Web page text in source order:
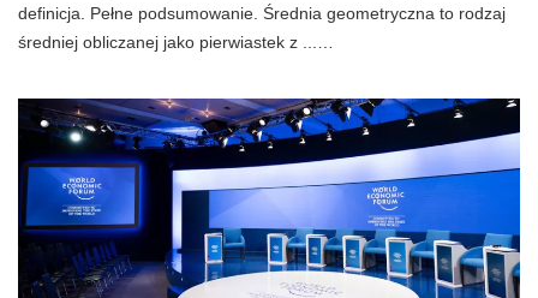
definicja. Pełne podsumowanie. Średnia geometryczna to rodzaj
średniej obliczanej jako pierwiastek z ...…